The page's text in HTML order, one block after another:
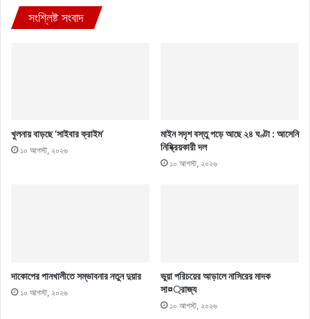
সংশ্লিষ্ট সংবাদ
খুলনায় বাড়ছে ‘সাইবার ক্রাইম’
১০ আগস্ট, ২০২৬
মাইন সদৃশ বস্তু পড়ে আছে ২৪ ঘণ্টা : আসেনি
নিষ্ক্রিয়কারী দল
১০ আগস্ট, ২০২৬
দাকোপের পানখালীতে সম্ভাবনার নতুন দুয়ার
১০ আগস্ট, ২০২৬
ভুয়া পরিচয়ের আড়ালে নাসিরের মাদক
সা¤্রাজ্য
১০ আগস্ট, ২০২৬